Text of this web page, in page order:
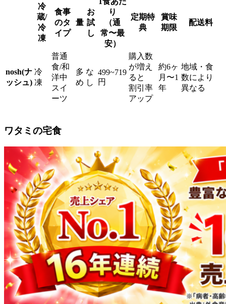
冷
蔵/
冷
凍
食事
のタ
イプ
量
お
試
し
り
（通
常〜最
安）
定期特
典
賞味
期限
配送料
nosh(ナ
ッシュ)
冷
凍
普通
食/和
洋中
スイ
ーツ
多
め
な
し
499~719
円
購入数
が増え
ると
割引率
アップ
約6ヶ
月〜1
年
地域・食
数により
異なる
ワタミの宅食